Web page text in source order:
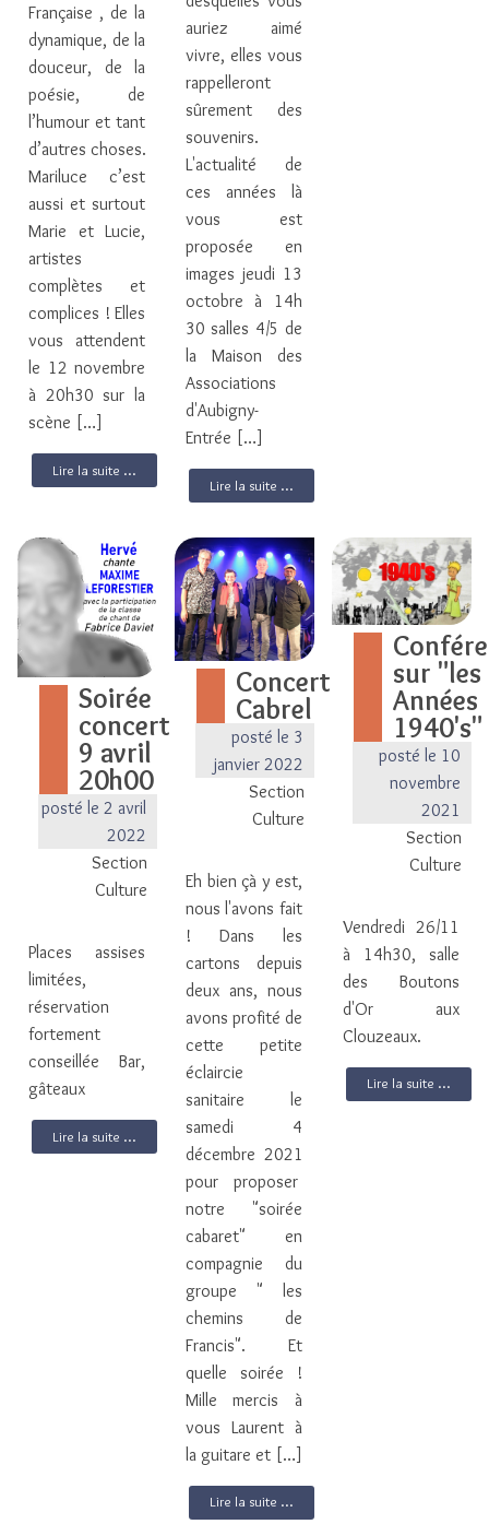
Française , de la
dynamique, de la
douceur, de la
poésie, de
l’humour et tant
d’autres choses.
Mariluce c’est
aussi et surtout
Marie et Lucie,
artistes
complètes et
complices ! Elles
vous attendent
le 12 novembre
à 20h30 sur la
scène […]
Lire la suite ...
auriez aimé
vivre, elles vous
rappelleront
sûrement des
souvenirs.
L'actualité de
ces années là
vous est
proposée en
images jeudi 13
octobre à 14h
30 salles 4/5 de
la Maison des
Associations
d'Aubigny-
Entrée […]
Lire la suite ...
Soirée
concert
9 avril
20h00
posté le 2 avril
2022
Section
Culture
Places assises
limitées,
réservation
fortement
conseillée Bar,
gâteaux
Lire la suite ...
Concert
Cabrel
posté le 3
janvier 2022
Section
Culture
Eh bien çà y est,
nous l'avons fait
! Dans les
cartons depuis
deux ans, nous
avons profité de
cette petite
éclaircie
sanitaire le
samedi 4
décembre 2021
pour proposer
notre "soirée
cabaret" en
compagnie du
groupe " les
chemins de
Francis". Et
quelle soirée !
Mille mercis à
vous Laurent à
la guitare et […]
Lire la suite ...
sur "les
Années
1940's"
posté le 10
novembre
2021
Section
Culture
Vendredi 26/11
à 14h30, salle
des Boutons
d'Or aux
Clouzeaux.
Lire la suite ...